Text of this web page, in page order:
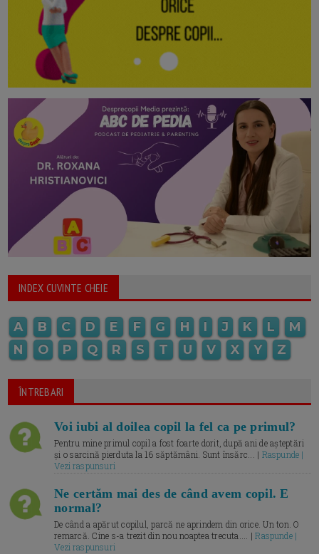
INDEX CUVINTE CHEIE
A B C D E F G H I J K L
M
N
O P Q R S T U V X Y Z
ÎNTREBARI
Voi iubi al doilea copil la fel ca pe primul?
Pentru mine primul copil a fost foarte dorit, după ani de așteptări
și o sarcină pierduta la 16 săptămâni. Sunt însărc... | Raspunde |
Vezi raspunsuri
Ne certăm mai des de când avem copil. E
normal?
De când a apărut copilul, parcă ne aprindem din orice. Un ton. O
remarcă. Cine s-a trezit din nou noaptea trecuta.... |Raspunde |
Vezi raspunsuri